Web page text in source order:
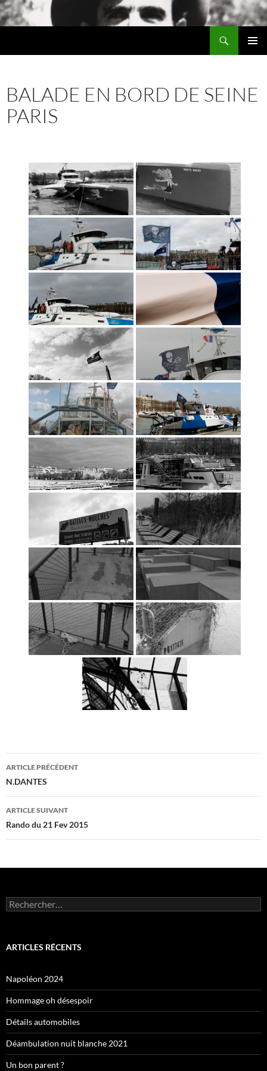
Aller
au
BALADE EN BORD DE SEINE
PARIS
Navigation
des
articles
ARTICLE PRÉCÉDENT
N.DANTES
ARTICLE SUIVANT
Rando du 21 Fev 2015
Rechercher :
ARTICLES RÉCENTS
Napoléon 2024
Hommage oh désespoir
Détails automobiles
Déambulation nuit blanche 2021
Un bon parent ?